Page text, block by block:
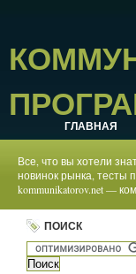
ГЛАВНАЯ
Все, что вы хотели
новинок рынка, тесты
kommunikatorov.net —
ПОИСК